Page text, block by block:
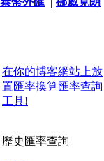
在你的博客網站上放
置匯率換算匯率查詢
工具!
歷史匯率查詢